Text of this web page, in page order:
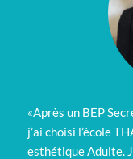
«Après un BEP
j’ai choisi l’école
esthétique Adulte.